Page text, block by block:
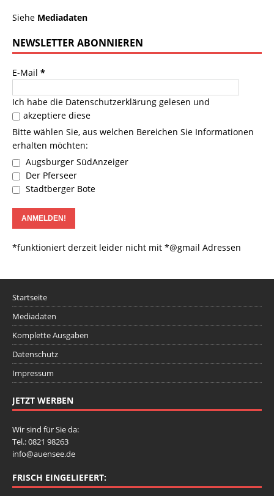
Siehe Mediadaten
NEWSLETTER ABONNIEREN
E-Mail *
Ich habe die Datenschutzerklärung gelesen und
akzeptiere diese
Bitte wählen Sie, aus welchen Bereichen Sie Informationen
erhalten möchten:
Augsburger SüdAnzeiger
Der Pferseer
Stadtberger Bote
*funktioniert derzeit leider nicht mit *@gmail Adressen
Startseite
Mediadaten
Komplette Ausgaben
Datenschutz
Impressum
JETZT WERBEN
Wir sind für Sie da:
Tel.: 0821 98263
info@auensee.de
FRISCH EINGELIEFERT: